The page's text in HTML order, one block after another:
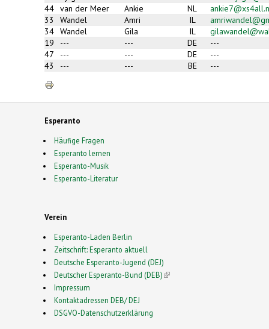
44 van der Meer Ankie NL
33
Wandel Amri IL
34 Wandel Gila IL
19
--- --- DE
---
47
--- --- DE
---
43
--- --- BE ---
Esperanto
Häufige Fragen
Esperanto lernen
Esperanto-Musik
Esperanto-Literatur
Verein
Esperanto-Laden Berlin
Zeitschrift: Esperanto aktuell
Deutsche Esperanto-Jugend (DEJ)
Deutscher Esperanto-Bund (DEB)(link is external)
Impressum
Kontaktadressen DEB/ DEJ
DSGVO-Datenschutzerklärung